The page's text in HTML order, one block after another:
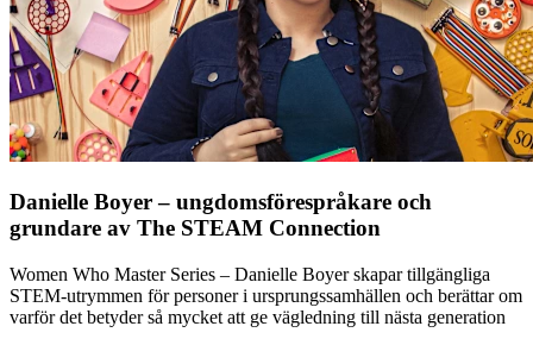
Danielle Boyer – ungdomsförespråkare och
grundare av The STEAM Connection
Women Who Master Series – Danielle Boyer skapar tillgängliga
STEM-utrymmen för personer i ursprungssamhällen och berättar om
varför det betyder så mycket att ge vägledning till nästa generation